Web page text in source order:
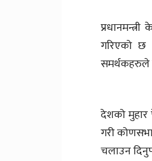
गरिएको छ
समर्थकहरुले
देशको मुहार
गरी
चलाउन